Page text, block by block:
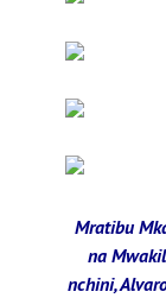
Mratibu
na
nchini,